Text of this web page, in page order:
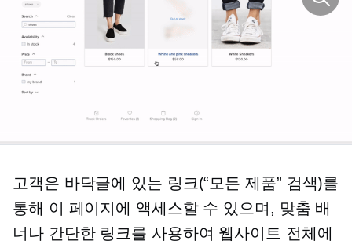
고객은 바닥글에 있는 링크(“모든 제품” 검색)를
통해 이 페이지에 액세스할 수 있으며, 맞춤 배
너나 간단한 링크를 사용하여 웹사이트 전체에